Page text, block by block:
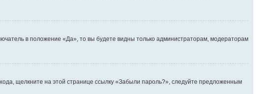
в положение «Да», то вы будете видны только администраторам, модераторам
щелкните на этой странице ссылку «Забыли пароль?», следуйте предложенным